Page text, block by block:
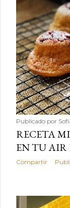
Publicado por
RECETA
EN TU AIR
Compartir